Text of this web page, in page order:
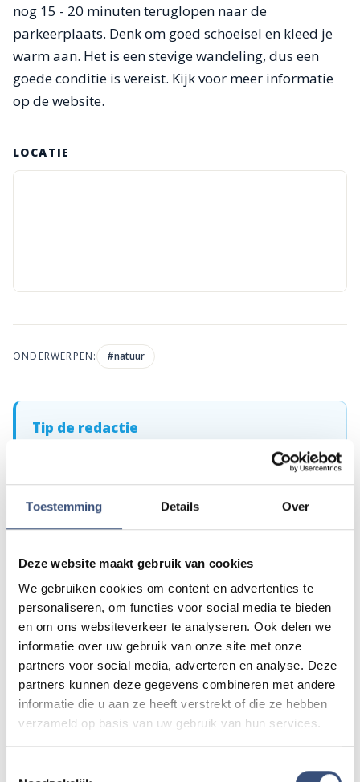
Toestemming Details Over
Deze website maakt gebruik van cookies
We gebruiken cookies om content en advertenties te
personaliseren, om functies voor social media te bieden
en om ons websiteverkeer te analyseren. Ook delen we
informatie over uw gebruik van onze site met onze
partners voor social media, adverteren en analyse. Deze
partners kunnen deze gegevens combineren met andere
informatie die u aan ze heeft verstrekt of die ze hebben
verzameld op basis van uw gebruik van hun services.
nog 15 - 20 minuten teruglopen naar de
parkeerplaats. Denk om goed schoeisel en kleed je
warm aan. Het is een stevige wandeling, dus een
goede conditie is vereist. Kijk voor meer informatie
op de website.
LOCATIE
ONDERWERPEN: #natuur
Tip de redactie
Heb je nieuws voor ons? Of het nu gaat om een leuk
verhaal, een opmerkelijk bericht, iets dat speelt in de buurt
of als je politie of andere hulpdiensten ergens ziet: laat
het ons weten!
Mail naar redactie@omroeparchipel.nl
WhatsApp 0187-609512
Bel naar 0187-682630
Foutje gezien of twijfel over een advertentie?
Zie je een fout in dit artikel, werkt iets niet goed of kom je een
advertentie tegen die niet klopt? Laat het ons weten via
redactie@omroeparchipel.nl. We kijken er graag naar.